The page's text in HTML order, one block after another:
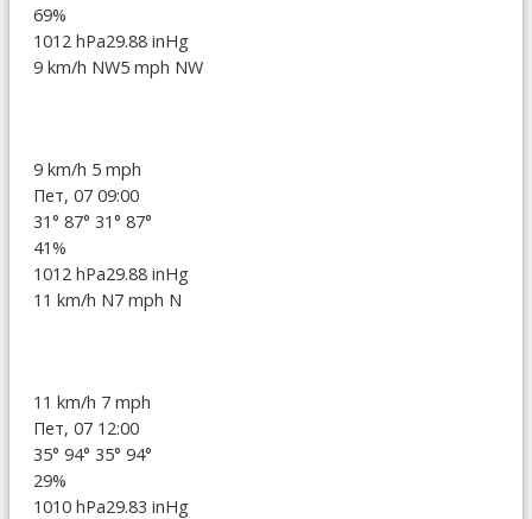
69%
1012 hPa29.88 inHg
9 km/h NW5 mph NW
9 km/h 5 mph
Пет, 07 09:00
31° 87° 31° 87°
41%
1012 hPa29.88 inHg
11 km/h N7 mph N
11 km/h 7 mph
Пет, 07 12:00
35° 94° 35° 94°
29%
1010 hPa29.83 inHg